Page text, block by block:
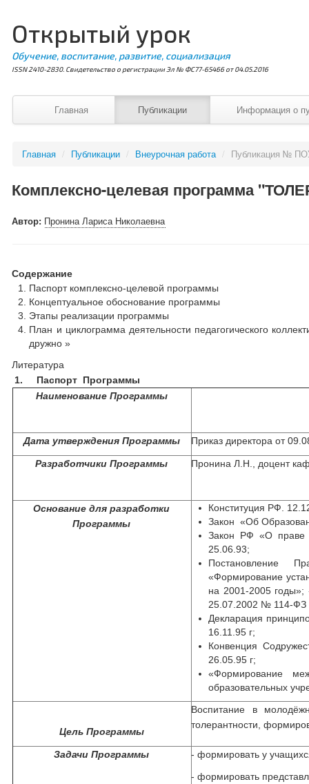
Открытый урок
Обучение, воспитание, развитие, социализация
ISSN 2410-2830. Свидетельство о регистрации Эл № ФС77-65466 от 04.05.2016
Главная Публикации Информация о
Главная / Публикации / Внеурочная работа / Публикация №
Комплексно-целевая программа
Автор: Пронина Лариса Николаевна
Содержание
Паспорт комплексно-целевой программы
Концептуальное обоснование программы
Этапы реализации программы
План и циклограмма деятельности педагогического
дружно »
Литература
1. Паспорт Программы
Наименование Программы
Дата утверждения Программы Приказ директора от
Разработчики Программы Пронина Л.Н., доцент
Основание для разработки
Программы
Конституция РФ.
Закон «Об
Закон РФ «О праве
25.06.93;
Постановление
«Формирование
на 2001-2005
25.07.2002 № 114-ФЗ
Декларация
16.11.95 г;
Конвенция
26.05.95 г;
«Формирование
образовательных
Цель Программы
Воспитание в
толерантности,
Задачи Программы
- формировать у
- формировать